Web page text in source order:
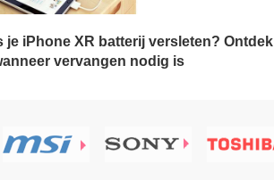
je iPhone XR batterij versleten? Ontdek
vervangen nodig is